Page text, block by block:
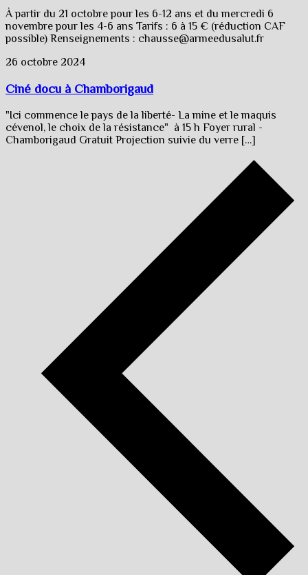
À partir du 21 octobre pour les 6-12 ans et du mercredi 6
novembre pour les 4-6 ans Tarifs : 6 à 15 € (réduction CAF
possible) Renseignements : chausse@armeedusalut.fr
26 octobre 2024
Ciné docu à Chamborigaud
"Ici commence le pays de la liberté- La mine et le maquis
cévenol, le choix de la résistance" à 15 h Foyer rural -
Chamborigaud Gratuit Projection suivie du verre […]